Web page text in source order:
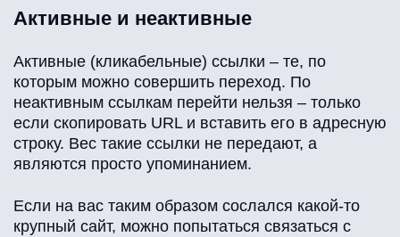
Активные и неактивные
Активные (кликабельные) ссылки – те, по
которым можно совершить переход. По
неактивным ссылкам перейти нельзя – только
если скопировать URL и вставить его в адресную
строку. Вес такие ссылки не передают, а
являются просто упоминанием.
Если на вас таким образом сослался какой-то
крупный сайт, можно попытаться связаться с